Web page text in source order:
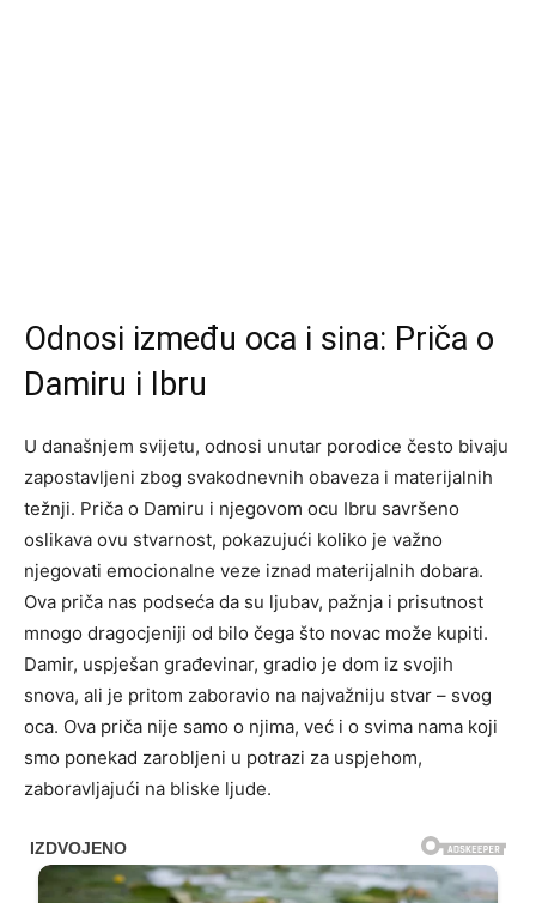
Odnosi između oca i sina: Priča o
Damiru i Ibru
U današnjem svijetu, odnosi unutar porodice često bivaju
zapostavljeni zbog svakodnevnih obaveza i materijalnih
težnji. Priča o Damiru i njegovom ocu Ibru savršeno
oslikava ovu stvarnost, pokazujući koliko je važno
njegovati emocionalne veze iznad materijalnih dobara.
Ova priča nas podseća da su ljubav, pažnja i prisutnost
mnogo dragocjeniji od bilo čega što novac može kupiti.
Damir, uspješan građevinar, gradio je dom iz svojih
snova, ali je pritom zaboravio na najvažniju stvar – svog
oca. Ova priča nije samo o njima, već i o svima nama koji
smo ponekad zarobljeni u potrazi za uspjehom,
zaboravljajući na bliske ljude.